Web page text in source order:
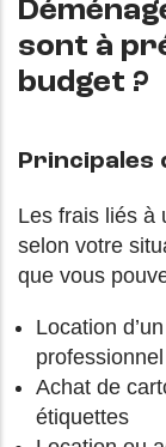
sont à
budget ?
Principales
Les frais liés à
selon votre
que vous
Location
professionnel
Achat de
étiquettes